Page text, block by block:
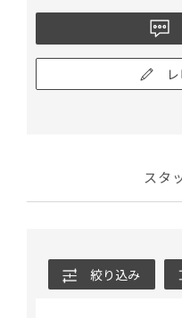
スタ
絞り込み